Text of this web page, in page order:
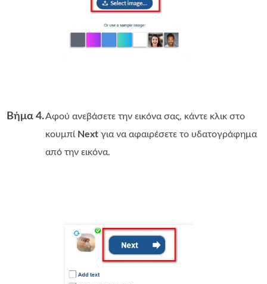
Βήμα 4.Αφού ανεβάσετε την εικόνα σας, κάντε κλικ στο
κουμπί Next για να αφαιρέσετε το υδατογράφημα
από την εικόνα.